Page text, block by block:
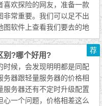
喜欢探险的网友，准备一款
非常重要。我们可以足不出
图软件上查看我们要去的地
，俯瞰图等...
荐
别?哪个好用?
时候，会发现明明都是同配
务器跟轻量服务器的价格相
服务器还有不定时升级配置
心一个问题，价格相差这么